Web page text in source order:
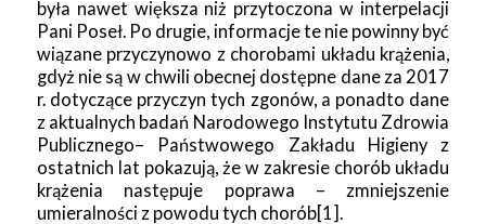
była nawet większa niż przytoczona w interpelacji
Pani Poseł. Po drugie, informacje te nie powinny być
wiązane przyczynowo z chorobami układu krążenia,
gdyż nie są w chwili obecnej dostępne dane za 2017
r. dotyczące przyczyn tych zgonów, a ponadto dane
z aktualnych badań Narodowego Instytutu Zdrowia
Publicznego– Państwowego Zakładu Higieny z
ostatnich lat pokazują, że w zakresie chorób układu
krążenia następuje poprawa – zmniejszenie
umieralności z powodu tych chorób[1].